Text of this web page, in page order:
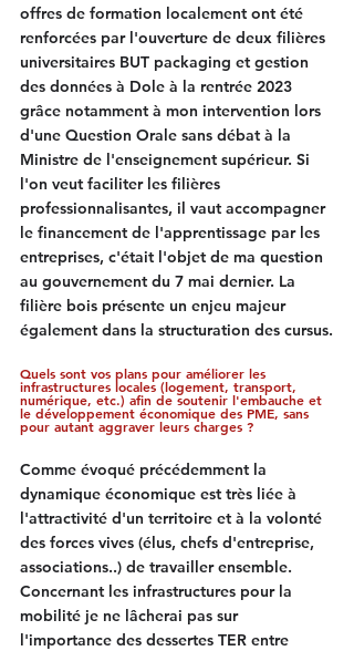
offres de formation localement ont été
renforcées par l'ouverture de deux filières
universitaires BUT packaging et gestion
des données à Dole à la rentrée 2023
grâce notamment à mon intervention lors
d'une Question Orale sans débat à la
Ministre de l'enseignement supérieur. Si
l'on veut faciliter les filières
professionnalisantes, il vaut accompagner
le financement de l'apprentissage par les
entreprises, c'était l'objet de ma question
au gouvernement du 7 mai dernier. La
filière bois présente un enjeu majeur
également dans la structuration des cursus.
Quels sont vos plans pour améliorer les
infrastructures locales (logement, transport,
numérique, etc.) afin de soutenir l'embauche et
le développement économique des PME, sans
pour autant aggraver leurs charges ?
Comme évoqué précédemment la
dynamique économique est très liée à
l'attractivité d'un territoire et à la volonté
des forces vives (élus, chefs d'entreprise,
associations..) de travailler ensemble.
Concernant les infrastructures pour la
mobilité je ne lâcherai pas sur
l'importance des dessertes TER entre